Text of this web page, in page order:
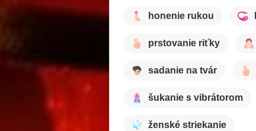
honenie rukou
prstovanie riťky
sadanie na tvár
šukanie s vibrátorom
ženské striekanie